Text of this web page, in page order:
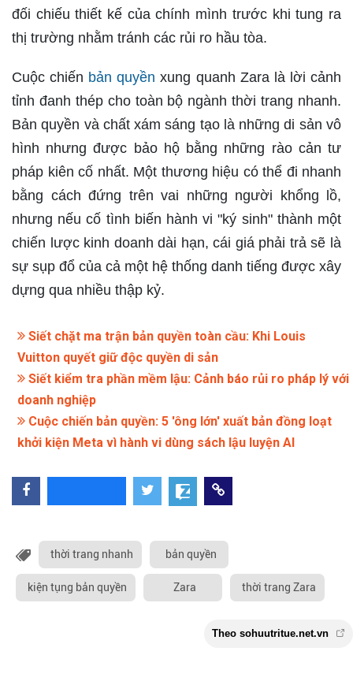
đối chiếu thiết kế của chính mình trước khi tung ra
thị trường nhằm tránh các rủi ro hầu tòa.
Cuộc chiến bản quyền xung quanh Zara là lời cảnh
tỉnh đanh thép cho toàn bộ ngành thời trang nhanh.
Bản quyền và chất xám sáng tạo là những di sản vô
hình nhưng được bảo hộ bằng những rào cản tư
pháp kiên cố nhất. Một thương hiệu có thể đi nhanh
bằng cách đứng trên vai những người khổng lồ,
nhưng nếu cố tình biến hành vi "ký sinh" thành một
chiến lược kinh doanh dài hạn, cái giá phải trả sẽ là
sự sụp đổ của cả một hệ thống danh tiếng được xây
dựng qua nhiều thập kỷ.
Siết chặt ma trận bản quyền toàn cầu: Khi Louis
Vuitton quyết giữ độc quyền di sản
Siết kiểm tra phần mềm lậu: Cảnh báo rủi ro pháp lý với
doanh nghiệp
Cuộc chiến bản quyền: 5 'ông lớn' xuất bản đồng loạt
khởi kiện Meta vì hành vi dùng sách lậu luyện AI
thời trang nhanh bản quyền
kiện tụng bản quyền Zara thời trang Zara